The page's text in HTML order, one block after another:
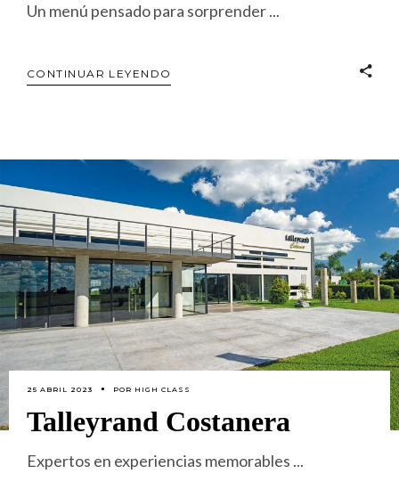
Un menú pensado para sorprender
CONTINUAR LEYENDO
25 ABRIL 2023 POR HIGH CLASS
Talleyrand Costanera
Expertos en experiencias memorables